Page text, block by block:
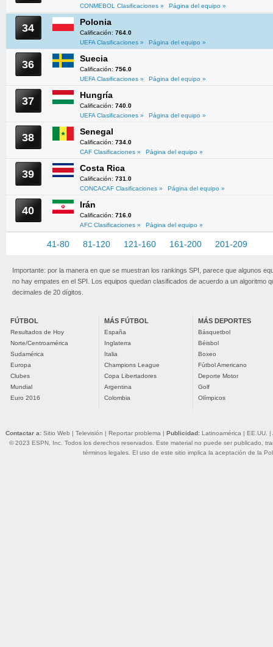
CONMEBOL Clasificaciones »
Página del equipo »
34 Polonia
Calificación: 764.0
UEFA Clasificaciones »
Página del equipo »
36 Suecia
Calificación: 756.0
UEFA Clasificaciones »
Página del equipo »
37 Hungría
Calificación: 740.0
UEFA Clasificaciones »
Página del equipo »
38 Senegal
Calificación: 734.0
CAF Clasificaciones »
Página del equipo »
39 Costa Rica
Calificación: 731.0
CONCACAF Clasificaciones »
Página del equipo »
40 Irán
Calificación: 716.0
AFC Clasificaciones »
Página del equipo »
41-80 81-120 121-160 161-200 201-209
Importante: por la manera en que se muestran los rankings SPI, parece que algunos
no hay empates en el SPI. Los equipos quedan clasificados de acuerdo a un algoritmo
decimales de 20 dígitos.
FÚTBOL
Resultados de Hoy
Norte/Centroamérica
Sudamérica
Europa
Clubes
Mundial
Euro 2016
MÁS FÚTBOL
España
Inglaterra
Italia
Champions League
Copa Libertadores
Argentina
Colombia
MÁS DEPORTES
Básquetbol
Béisbol
Boxeo
Fútbol Americano
Deporte Motor
Golf
Olímpicos
Contactar a: Sitio Web | Televisión | Reportar problema | Publicidad: Latinoamérica | EE.UU. |
© 2023 ESPN, Inc. Todos los derechos reservados. Este material no puede ser publicado,
términos legales. El uso de este sitio implica la aceptación de la